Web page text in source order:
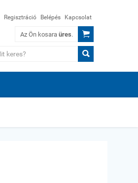
Regisztráció Belépés Kapcsolat
Az Ön kosara üres.

